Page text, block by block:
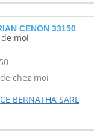
CENON 33150
moi
chez moi
BERNATHA SARL